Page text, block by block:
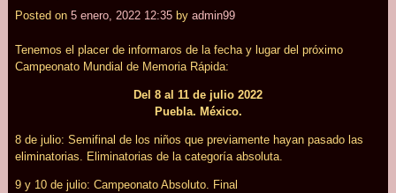
Posted on 5 enero, 2022 12:35 by admin99
Tenemos el placer de informaros de la fecha y lugar del próximo
Campeonato Mundial de Memoria Rápida:
Del 8 al 11 de julio 2022
Puebla. México.
8 de julio: Semifinal de los niños que previamente hayan pasado las
eliminatorias. Eliminatorias de la categoría absoluta.
9 y 10 de julio: Campeonato Absoluto. Final